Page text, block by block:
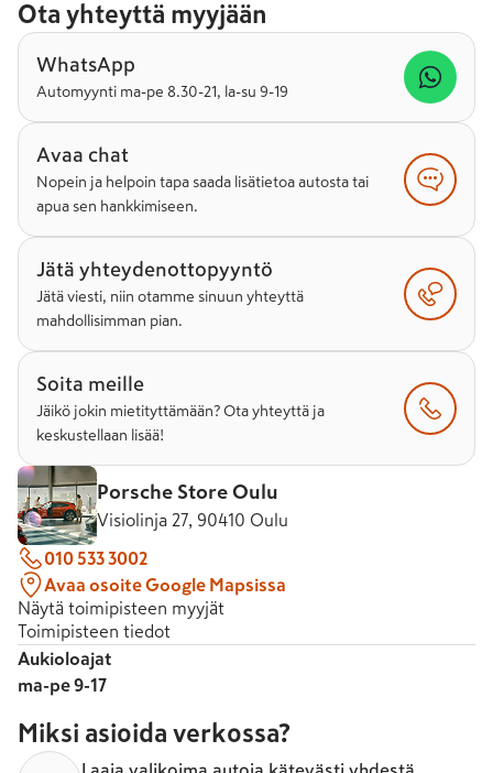
Ota yhteyttä myyjään
WhatsApp
Automyynti ma-pe 8.30-21, la-su 9-19
Avaa chat
Nopein ja helpoin tapa saada lisätietoa autosta tai
apua sen hankkimiseen.
Jätä yhteydenottopyyntö
Jätä viesti, niin otamme sinuun yhteyttä
mahdollisimman pian.
Soita meille
Jäikö jokin mietityttämään? Ota yhteyttä ja
keskustellaan lisää!
Porsche Store Oulu
Visiolinja 27, 90410 Oulu
010 533 3002
Avaa osoite Google Mapsissa
Näytä toimipisteen myyjät
Toimipisteen tiedot
Aukioloajat
ma-pe 9-17
Miksi asioida verkossa?